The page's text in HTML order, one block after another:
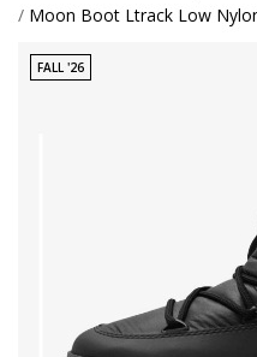
Moon Boot Ltrack Low
FALL '26